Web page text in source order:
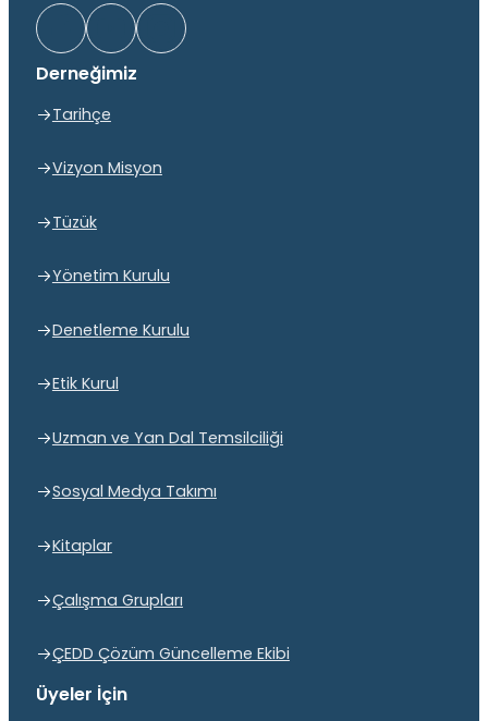
Derneğimiz
Tarihçe
Vizyon Misyon
Tüzük
Yönetim Kurulu
Denetleme Kurulu
Etik Kurul
Uzman ve Yan Dal Temsilciliği
Sosyal Medya Takımı
Kitaplar
Çalışma Grupları
ÇEDD Çözüm Güncelleme Ekibi
Üyeler İçin